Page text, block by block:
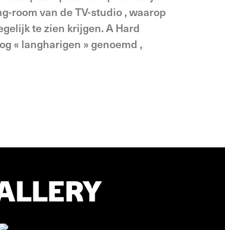
room van de TV­-studio , waarop
te zien krijgen. A Hard
« langharigen » genoemd ,